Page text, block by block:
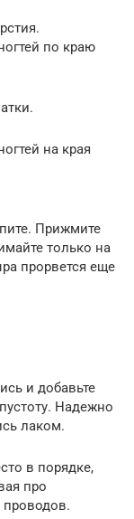
по краю
на края
Прижмите
только на
прорвется еще
и добавьте
Надежно
лаком.
в порядке,
про